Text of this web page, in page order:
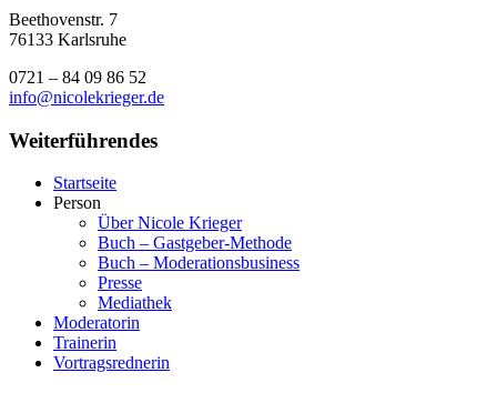
Beethovenstr. 7
76133 Karlsruhe
0721 – 84 09 86 52
info@nicolekrieger.de
Weiterführendes
Startseite
Person
Über Nicole Krieger
Buch – Gastgeber-Methode
Buch – Moderations­business
Presse
Mediathek
Moderatorin
Trainerin
Vortragsrednerin